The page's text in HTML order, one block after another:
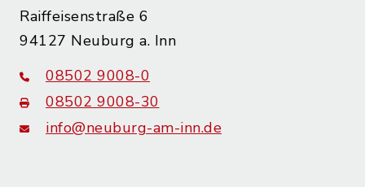
Raiffeisenstraße 6
94127 Neuburg a. Inn
08502 9008-0
08502 9008-30
info@neuburg-am-inn.de